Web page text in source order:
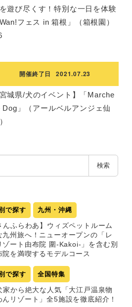
遊び尽くす！特別な一日を体験
Wan!フェス in 箱根」（箱根園）
開催終了日 2021.07.23
宮城県/犬のイベント】「Marche
Dog」（アールベルアンジェ仙
検索
で探す 九州・沖縄
んふらわあ】ウィズペットルーム
九州旅へ！ニューオープンの「レ
ゾート由布院 圍-Kakoi-」を含む別
院を満喫するモデルコース
で探す 全国特集
家から絶大な人気「大江戸温泉物
んリゾート」全5施設を徹底紹介！